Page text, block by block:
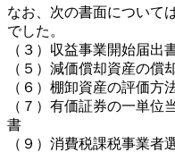
なお、次の書面について
でした。
（３）収益事業開始届出
（５）減価償却資産の償
（６）棚卸資産の評価方
（７）有価証券の一単位
書
（９）消費税課税事業者